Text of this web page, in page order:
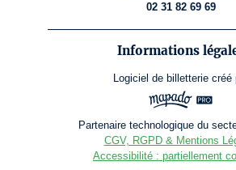
02 31 82 69 69
Informations
Logiciel de billetterie créé
Partenaire technologique du
CGV, RGPD & Mentions
Accessibilité : partiellement